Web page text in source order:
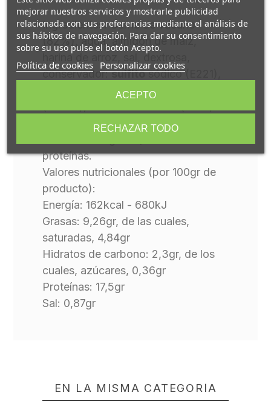
Ingredientes: Carne de vacuno
(82%), agua, almidón de maíz,
harina de arroz, sal, dextrosa,
conservador:sulfitosódico (E221),
antioxidantes: citrato sódico
Alérgenos: contiene sulfitos.
proteínas.
Valores nutricionales (por 100gr de
producto):
Energía: 162kcal - 680kJ
Grasas: 9,26gr, de las cuales,
saturadas, 4,84gr
Hidratos de carbono: 2,3gr, de los
cuales, azúcares, 0,36gr
Proteínas: 17,5gr
Sal: 0,87gr
EN LA MISMA CATEGORÍA
mejorar nuestros servicios y mostrarle publicidad
relacionada con sus preferencias mediante el análisis de
sus hábitos de navegación. Para dar su consentimiento
sobre su uso pulse el botón Acepto.
Política de cookies Personalizar cookies
RECHAZAR TODO
ACEPTO